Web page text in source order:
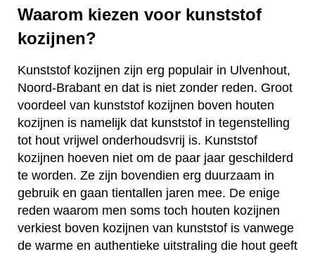
Waarom kiezen voor kunststof
kozijnen?
Kunststof kozijnen zijn erg populair in Ulvenhout,
Noord-Brabant en dat is niet zonder reden. Groot
voordeel van kunststof kozijnen boven houten
kozijnen is namelijk dat kunststof in tegenstelling
tot hout vrijwel onderhoudsvrij is. Kunststof
kozijnen hoeven niet om de paar jaar geschilderd
te worden. Ze zijn bovendien erg duurzaam in
gebruik en gaan tientallen jaren mee. De enige
reden waarom men soms toch houten kozijnen
verkiest boven kozijnen van kunststof is vanwege
de warme en authentieke uitstraling die hout geeft